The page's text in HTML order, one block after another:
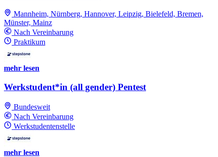
Mannheim, Nürnberg, Hannover, Leipzig, Bielefeld, Bremen,
Münster, Mainz
Nach Vereinbarung
Praktikum
mehr lesen
Werkstudent*in (all gender) Pentest
Bundesweit
Nach Vereinbarung
Werkstudentenstelle
mehr lesen